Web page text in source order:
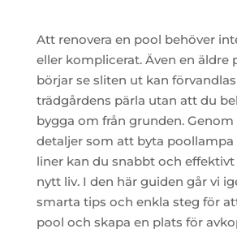
Att renovera en pool behöver
eller komplicerat. Även en äldre
börjar se sliten ut kan
trädgårdens pärla utan att du
bygga om från grunden.
detaljer som att byta poollampa
liner kan du snabbt och
nytt liv. I den här guiden går vi
smarta tips och enkla steg för
pool och skapa en plats för